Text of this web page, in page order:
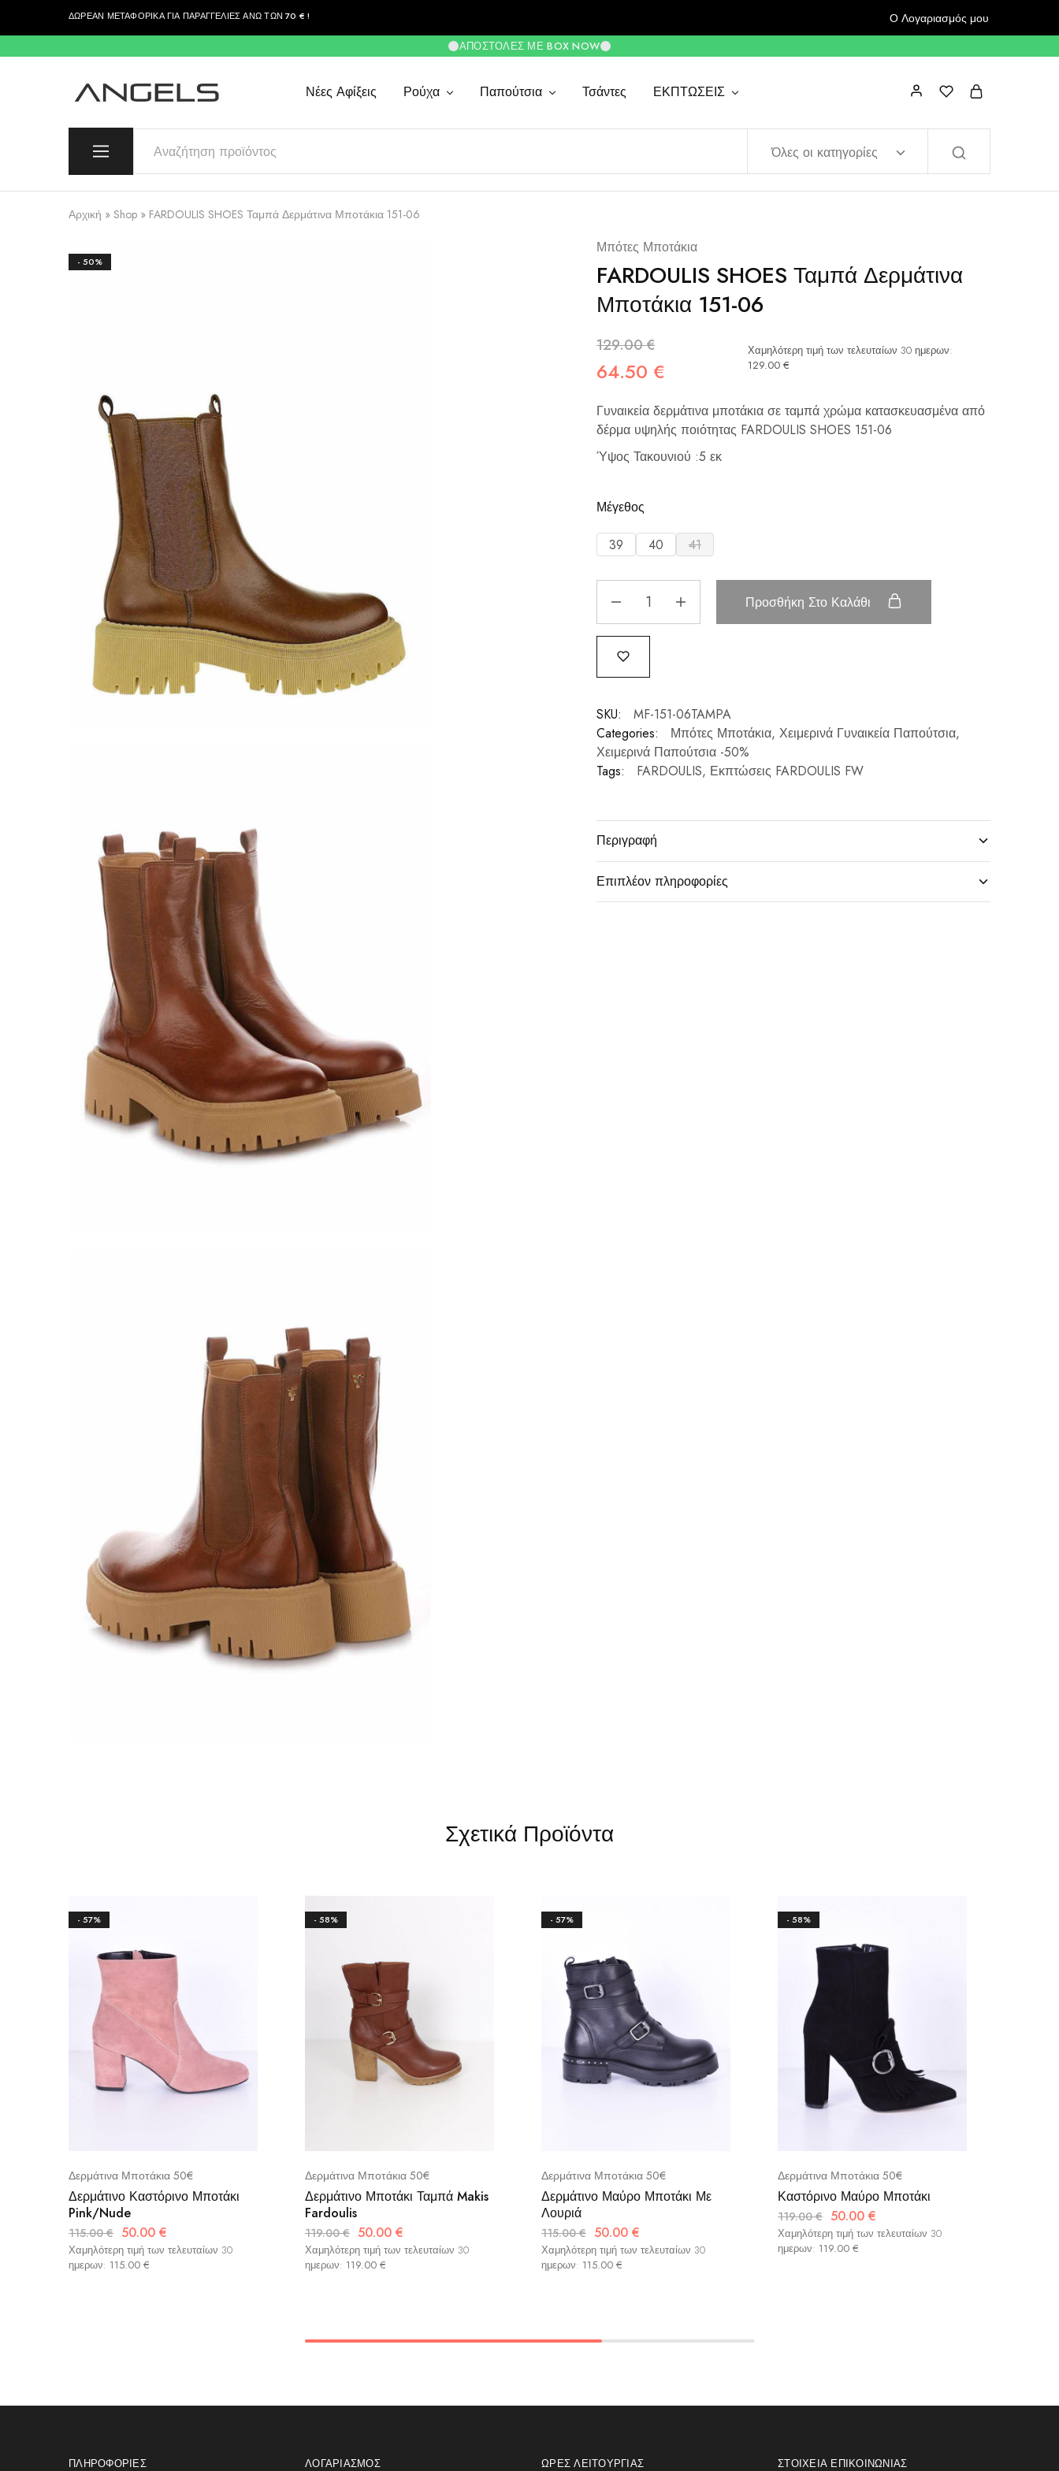
περιεχόμενοΔΩΡΕΑΝ ΜΕΤΑΦΟΡΙΚΑ ΓΙΑ ΠΑΡΑΓΓΕΛΙΕΣ ΑΝΩ ΤΩΝ 70 € ! Ο Λογαριασμός μου
ΑΠΟΣΤΟΛΈΣ ΜΕ BOX NOW
Angels
Greek
Quality
Νέες Αφίξεις Ρούχα Παπούτσια Τσάντες ΕΚΠΤΩΣΕΙΣ
Όλες οι κατηγορίες
Αρχική » Shop » FARDOULIS SHOES Ταμπά Δερμάτινα Μποτάκια 151-06
- 50%
Μπότες Μποτάκια
FARDOULIS SHOES Ταμπά Δερμάτινα
Μποτάκια 151-06
129.00€
64.50 €
Χαμηλότερη τιμή των τελευταίων 30 ημερων:
129.00 €
Γυναικεία δερμάτινα μποτάκια σε ταμπά χρώμα κατασκευασμένα από
δέρμα υψηλής ποιότητας FARDOULIS SHOES 151-06
Ύψος Τακουνιού :5 εκ
Μέγεθος
39 40 41
Προσθήκη Στο Καλάθι
SKU:
MF-151-06TAMPA
Categories:
Μπότες Μποτάκια, Χειμερινά Γυναικεία Παπούτσια,
Χειμερινά Παπούτσια -50%
Tags:
FARDOULIS, Εκπτώσεις FARDOULIS FW
Περιγραφή
Επιπλέον πληροφορίες
Σχετικά Προϊόντα
- 57%
Δερμάτινα Μποτάκια 50€
Δερμάτινο Καστόρινο Μποτάκι
Pink/Nude
115.00€ 50.00 €
Χαμηλότερη τιμή των τελευταίων 30
ημερων: 115.00 €
- 58%
Δερμάτινα Μποτάκια 50€
Δερμάτινο Μποτάκι Ταμπά Makis
Fardoulis
119.00€ 50.00 €
Χαμηλότερη τιμή των τελευταίων 30
ημερων: 119.00 €
- 57%
Δερμάτινα Μποτάκια 50€
Δερμάτινο Μαύρο Μποτάκι Με
Λουριά
115.00€ 50.00 €
Χαμηλότερη τιμή των τελευταίων 30
ημερων: 115.00 €
- 58%
Δερμάτινα Μποτάκια 50€
Καστόρινο Μαύρο Μποτάκι
119.00€ 50.00 €
Χαμηλότερη τιμή των τελευταίων 30
ημερων: 119.00 €
ΠΛΗΡΟΦΟΡΊΕΣ ΛΟΓΑΡΙΑΣΜΌΣ ΏΡΕΣ ΛΕΙΤΟΥΡΓΊΑΣ ΣΤΟΙΧΕΊΑ ΕΠΙΚΟΙΝΩΝΊΑΣ